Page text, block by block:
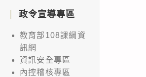
政令宣導專區
教育部108課綱資
訊網
資訊安全專區
內控稽核專區